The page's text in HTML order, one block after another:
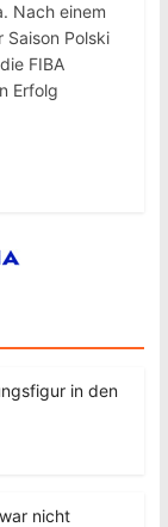
Nach einem
Saison Polski
FIBA
Erfolg
in den
nicht